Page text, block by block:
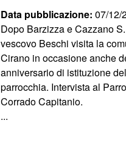
Data pubblicazione:07/12/
Dopo Barzizza e Cazzano
vescovo Beschi visita la
Cirano in occasione anche
anniversario di istituzione
parrocchia. Intervista al
Corrado Capitanio.
...